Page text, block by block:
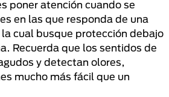
poner atención cuando se
en las que responda de una
cual busque protección debajo
Recuerda que los sentidos de
y detectan olores,
mucho más fácil que un